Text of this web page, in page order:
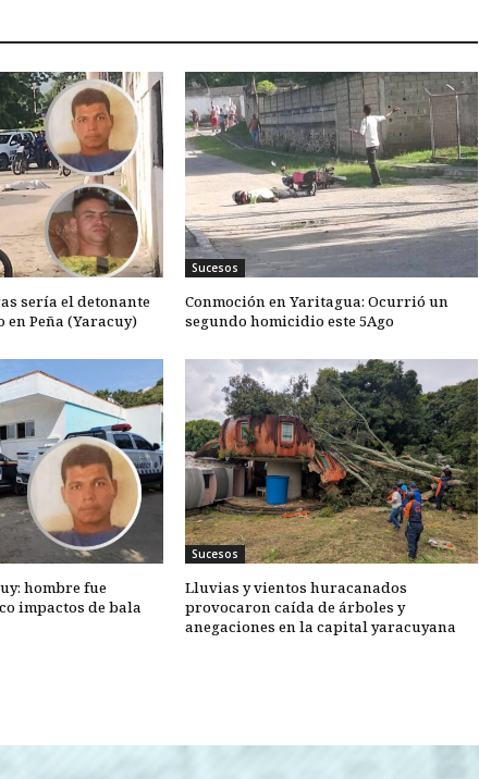
sería el detonante
Peña (Yaracuy)
Sucesos
Conmoción en Yaritagua: Ocurrió un
segundo homicidio este 5Ago
hombre fue
impactos de bala
Sucesos
Lluvias y vientos huracanados
provocaron caída de árboles y
anegaciones en la capital yaracuyana